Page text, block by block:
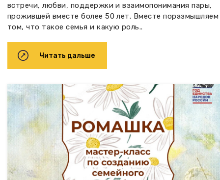
встречи, любви, поддержки и взаимопонимания пары,
прожившей вместе более 50 лет. Вместе
том, что такое семья и какую роль..
Читать дальше